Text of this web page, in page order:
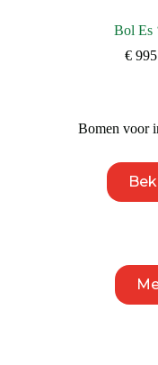
Bol Es
€995
Bomen voor